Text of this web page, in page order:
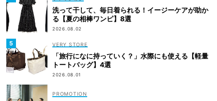
洗って干して、毎日着られる！イージーケアが助か
る【夏の相棒ワンピ】8選
2026.08.02
VERY STORE
「旅行になに持っていく？」水際にも使える【軽量
トートバッグ】4選
2026.08.01